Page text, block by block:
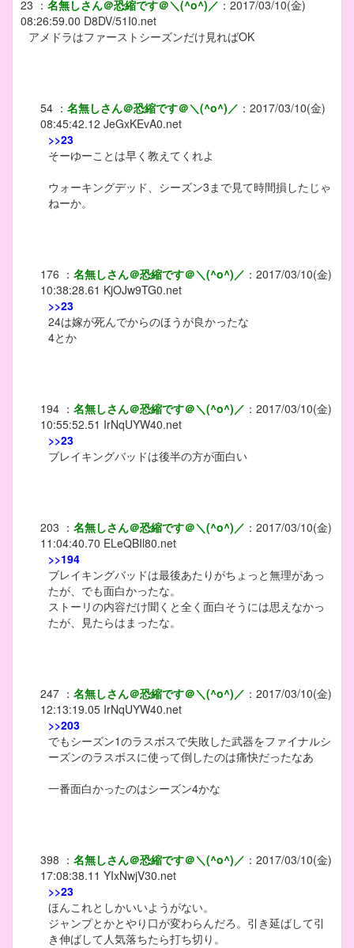
23 ： 名無しさん＠恐縮です＠＼(^o^)／ ： 2017/03/10(金)
08:26:59.00 D8DV/51I0.net
アメドラはファーストシーズンだけ見ればOK
54 ： 名無しさん＠恐縮です＠＼(^o^)／ ： 2017/03/10(金)
08:45:42.12 JeGxKEvA0.net
>>23
そーゆーことは早く教えてくれよ
ウォーキングデッド、シーズン3まで見て時間損したじゃ
ねーか。
176 ： 名無しさん＠恐縮です＠＼(^o^)／ ： 2017/03/10(金)
10:38:28.61 KjOJw9TG0.net
>>23
24は嫁が死んでからのほうが良かったな
4とか
194 ： 名無しさん＠恐縮です＠＼(^o^)／ ： 2017/03/10(金)
10:55:52.51 IrNqUYW40.net
>>23
ブレイキングバッドは後半の方が面白い
203 ： 名無しさん＠恐縮です＠＼(^o^)／ ： 2017/03/10(金)
11:04:40.70 ELeQBIl80.net
>>194
ブレイキングバッドは最後あたりがちょっと無理があっ
たが、でも面白かったな。
ストーリの内容だけ聞くと全く面白そうには思えなかっ
たが、見たらはまったな。
247 ： 名無しさん＠恐縮です＠＼(^o^)／ ： 2017/03/10(金)
12:13:19.05 IrNqUYW40.net
>>203
でもシーズン1のラスボスで失敗した武器をファイナルシ
ーズンのラスボスに使って倒したのは痛快だったなあ
一番面白かったのはシーズン4かな
398 ： 名無しさん＠恐縮です＠＼(^o^)／ ： 2017/03/10(金)
17:08:38.11 YIxNwjV30.net
>>23
ほんこれとしかいいようがない。
ジャンプとかとやり口が変わらんだろ。引き延ばして引
き伸ばして人気落ちたら打ち切り。